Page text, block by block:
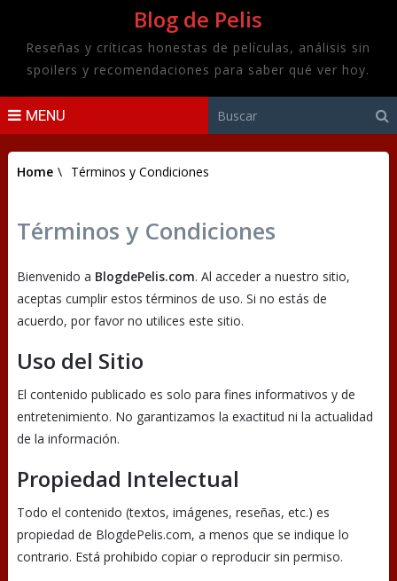
Blog de Pelis
Reseñas y críticas honestas de películas, análisis sin
spoilers y recomendaciones para saber qué ver hoy.
MENU
Home \ Términos y Condiciones
Términos y Condiciones
Bienvenido a BlogdePelis.com. Al acceder a nuestro sitio,
aceptas cumplir estos términos de uso. Si no estás de
acuerdo, por favor no utilices este sitio.
Uso del Sitio
El contenido publicado es solo para fines informativos y de
entretenimiento. No garantizamos la exactitud ni la actualidad
de la información.
Propiedad Intelectual
Todo el contenido (textos, imágenes, reseñas, etc.) es
propiedad de BlogdePelis.com, a menos que se indique lo
contrario. Está prohibido copiar o reproducir sin permiso.